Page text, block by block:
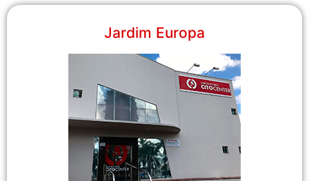
Jardim Europa